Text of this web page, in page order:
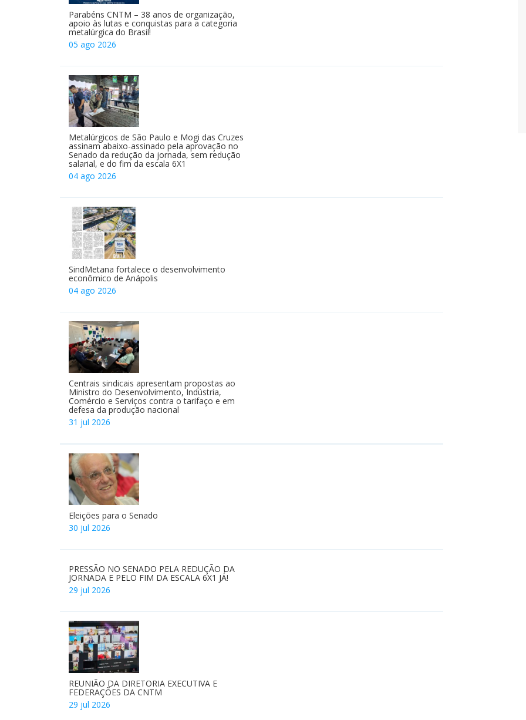
Parabéns CNTM – 38 anos de organização,
apoio às lutas e conquistas para a categoria
metalúrgica do Brasil!
05 ago 2026
Metalúrgicos de São Paulo e Mogi das Cruzes
assinam abaixo-assinado pela aprovação no
Senado da redução da jornada, sem redução
salarial, e do fim da escala 6X1
04 ago 2026
SindMetana fortalece o desenvolvimento
econômico de Anápolis
04 ago 2026
Centrais sindicais apresentam propostas ao
Ministro do Desenvolvimento, Indústria,
Comércio e Serviços contra o tarifaço e em
defesa da produção nacional
31 jul 2026
Eleições para o Senado
30 jul 2026
PRESSÃO NO SENADO PELA REDUÇÃO DA
JORNADA E PELO FIM DA ESCALA 6X1 JÁ!
29 jul 2026
REUNIÃO DA DIRETORIA EXECUTIVA E
FEDERAÇÕES DA CNTM
29 jul 2026